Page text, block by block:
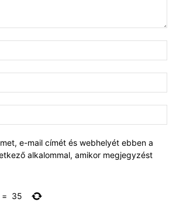
e-mail címét és webhelyét ebben a
alkalommal, amikor megjegyzést
= 35